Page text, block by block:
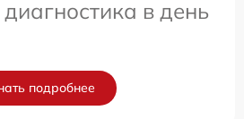
в день
подробнее